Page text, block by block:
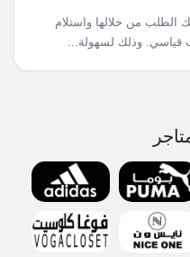
الطلب من خلالها واستلام
قياسي. وذلك لسهولة...